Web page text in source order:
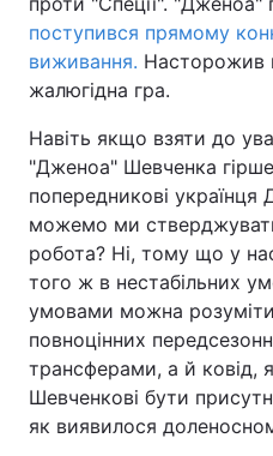
поступився прямому
виживання. Насторожив
жалюгідна гра.
Навіть якщо взяти до
"Дженоа" Шевченка
попередникові українця
можемо ми
робота? Ні, тому що у
того ж в нестабільних
умовами можна розуміти
повноцінних
трансферами, а й ковід,
Шевченкові бути
як виявилося